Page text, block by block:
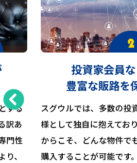
する
訳あ
門性
、
投資家会員
豊富な販路を
スグウルでは、多数の投
様として独自に抱えてお
からこそ、どんな物件で
購入することが可能です。